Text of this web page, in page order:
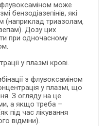
може
бензодіазепінів, які
(наприклад триазолам,
Дозу цих
при одночасному
у плазмі крові.
з флувоксаміном
у плазмі, що
З огляду на це
а якщо треба –
під час лікування
відміни).